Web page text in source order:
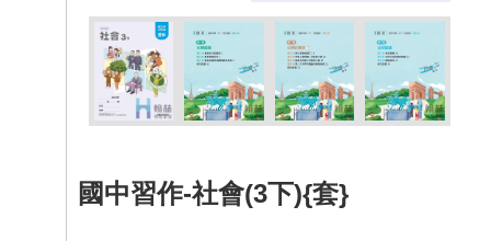
國中習作-社會(3下){套}